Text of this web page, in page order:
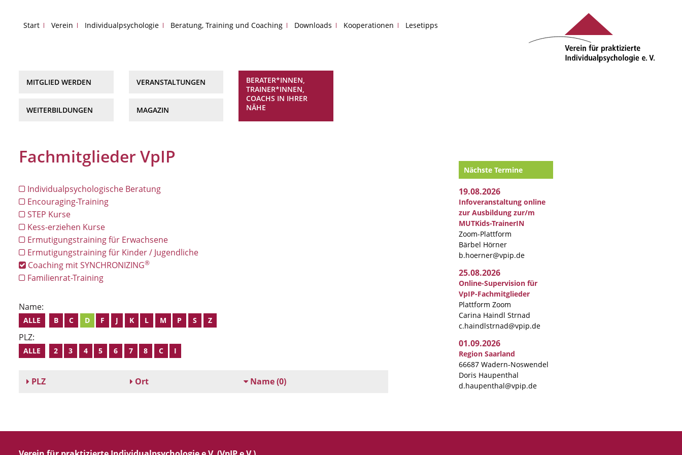
Start Verein Individualpsychologie Beratung, Training und Coaching Downloads Kooperationen Lesetipps
MITGLIED WERDEN
WEITERBILDUNGEN
VERANSTALTUNGEN
MAGAZIN
BERATER*INNEN,
TRAINER*INNEN,
COACHS IN IHRER
NÄHE
Fachmitglieder VpIP
Individualpsychologische Beratung
Encouraging-Training
STEP Kurse
Kess-erziehen Kurse
Ermutigungstraining für Erwachsene
Ermutigungstraining für Kinder / Jugendliche
Coaching mit SYNCHRONIZING®
Familienrat-Training
Name:
ALLE B C D F J K L M P S Z
PLZ:
ALLE 2 3 4 5 6 7 8 C I
PLZ Ort Name(0)
Nächste Termine
19.08.2026
Infoveranstaltung online
zur Ausbildung zur/m
MUTKids-TrainerIN
Zoom-Plattform
Bärbel Hörner
b.hoerner@vpip.de
25.08.2026
Online-Supervision für
VpIP-Fachmitglieder
Plattform Zoom
Carina Haindl Strnad
c.haindlstrnad@vpip.de
01.09.2026
Region Saarland
66687 Wadern-Noswendel
Doris Haupenthal
d.haupenthal@vpip.de